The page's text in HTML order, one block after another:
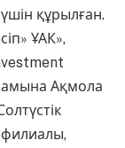
құрылған.
ҰАК»,
Ақмола
филиалы,